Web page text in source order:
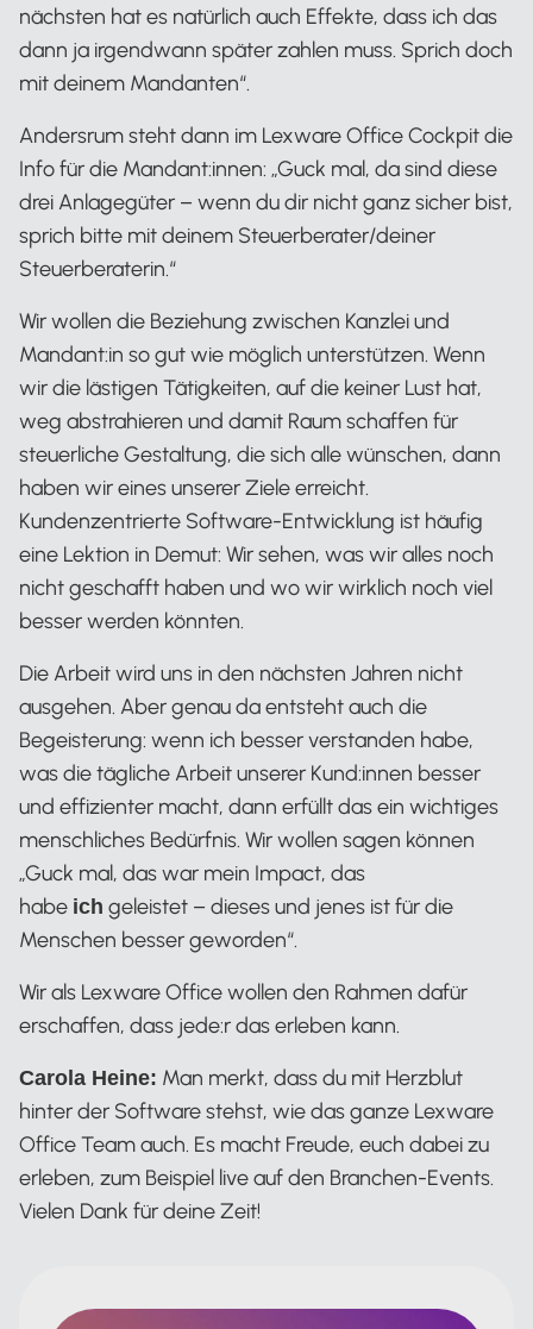
nächsten hat es natürlich auch Effekte, dass ich das
dann ja irgendwann später zahlen muss. Sprich doch
mit deinem Mandanten“.
Andersrum steht dann im Lexware Office Cockpit die
Info für die Mandant:innen: „Guck mal, da sind diese
drei Anlagegüter – wenn du dir nicht ganz sicher bist,
sprich bitte mit deinem Steuerberater/deiner
Steuerberaterin.“
Wir wollen die Beziehung zwischen Kanzlei und
Mandant:in so gut wie möglich unterstützen. Wenn
wir die lästigen Tätigkeiten, auf die keiner Lust hat,
weg abstrahieren und damit Raum schaffen für
steuerliche Gestaltung, die sich alle wünschen, dann
haben wir eines unserer Ziele erreicht.
Kundenzentrierte Software-Entwicklung ist häufig
eine Lektion in Demut: Wir sehen, was wir alles noch
nicht geschafft haben und wo wir wirklich noch viel
besser werden könnten.
Die Arbeit wird uns in den nächsten Jahren nicht
ausgehen. Aber genau da entsteht auch die
Begeisterung: wenn ich besser verstanden habe,
was die tägliche Arbeit unserer Kund:innen besser
und effizienter macht, dann erfüllt das ein wichtiges
menschliches Bedürfnis. Wir wollen sagen können
„Guck mal, das war mein Impact, das
habe ich geleistet – dieses und jenes ist für die
Menschen besser geworden“.
Wir als Lexware Office wollen den Rahmen dafür
erschaffen, dass jede:r das erleben kann.
Carola Heine: Man merkt, dass du mit Herzblut
hinter der Software stehst, wie das ganze Lexware
Office Team auch. Es macht Freude, euch dabei zu
erleben, zum Beispiel live auf den Branchen-Events.
Vielen Dank für deine Zeit!